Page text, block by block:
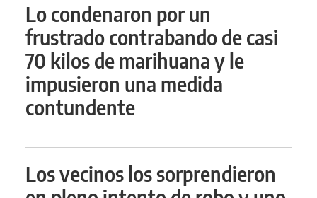
Lo condenaron por un
frustrado contrabando de casi
70 kilos de marihuana y le
impusieron una medida
contundente
Los vecinos los sorprendieron